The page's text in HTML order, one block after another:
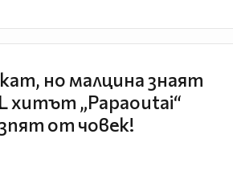
но малцина знаят
хитът „Papaoutai“
от човек!